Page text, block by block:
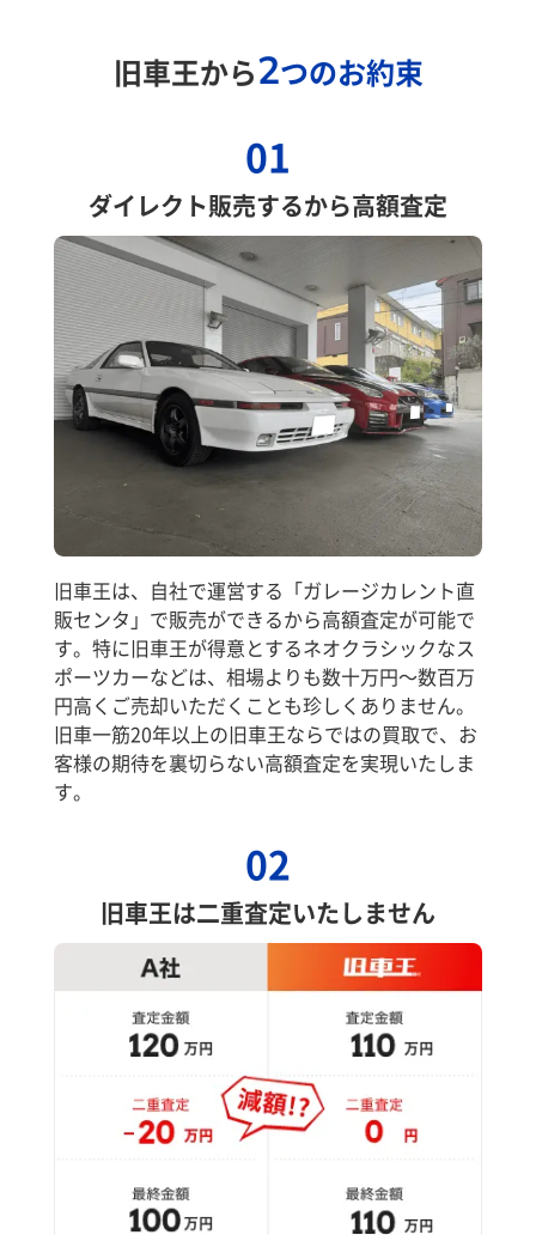
旧車王から2つのお約束
01
ダイレクト販売するから高額査定
旧車王は、自社で運営する「ガレージカレント直
販センタ」で販売ができるから高額査定が可能で
す。特に旧車王が得意とするネオクラシックなス
ポーツカーなどは、相場よりも数十万円～数百万
円高くご売却いただくことも珍しくありません。
旧車一筋20年以上の旧車王ならではの買取で、お
客様の期待を裏切らない高額査定を実現いたしま
す。
02
旧車王は二重査定いたしません